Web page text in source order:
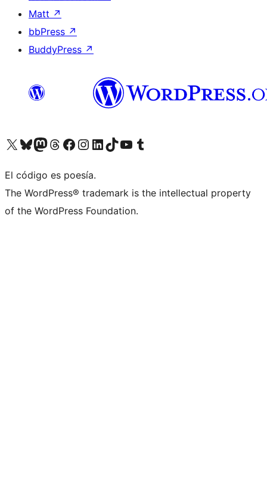
Matt ↗
bbPress ↗
BuddyPress ↗
Visita nuestra cuenta de X (anteriormente Twitter)
Visita nuestra cuenta de Bluesky
Visita nuestra cuenta de Mastodon
Visita nuestra cuenta de Threads
Visita nuestra página de Facebook
Visita nuestra cuenta de Instagram
Visita nuestra cuenta de LinkedIn
Visita nuestra cuenta de TikTok
Visita nuestro canal de YouTube
Visita nuestra cuenta de Tumblr
El código es poesía.
The WordPress® trademark is the intellectual property
of the WordPress Foundation.